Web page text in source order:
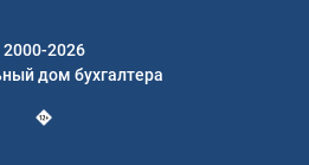
2000-2026
дом бухгалтера